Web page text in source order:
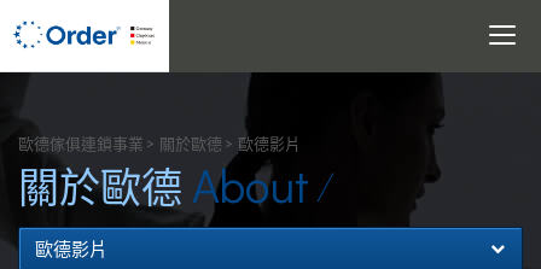
Toggle
歐德傢俱連鎖事業 關於歐德 歐德影片
關於歐德 About
歐德影片